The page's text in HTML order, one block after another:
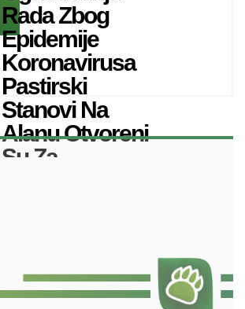
Rada Zbog
Epidemije
Koronavirusa
Pastirski
Stanovi Na
Alanu Otvoreni
Su Za